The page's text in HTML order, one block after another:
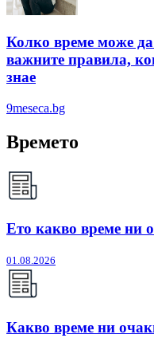
Колко време може
важните правила,
знае
9meseca.bg
Времето
Ето какво време ни
01.08.2026
Какво време ни